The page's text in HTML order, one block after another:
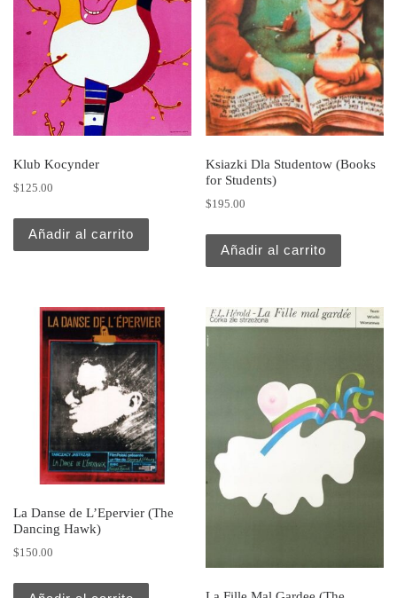
Klub Kocynder
$125.00
Añadir al carrito
Ksiazki Dla Studentow (Books
for Students)
$195.00
Añadir al carrito
La Danse de L’Epervier (The
Dancing Hawk)
$150.00